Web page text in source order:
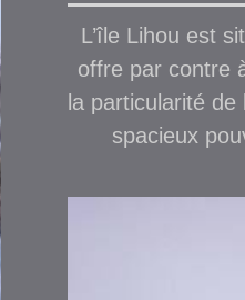
L’île Lihou est
offre par contre
la particularité de
spacieux